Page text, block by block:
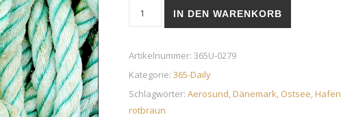
Tau | 5. Oktober 2019 Menge
IN DEN WARENKORB
Artikelnummer: 365U-0279
Kategorie: 365-Daily
Schlagwörter: Aerosund,Dänemark, Ostsee,Hafen
rotbraun